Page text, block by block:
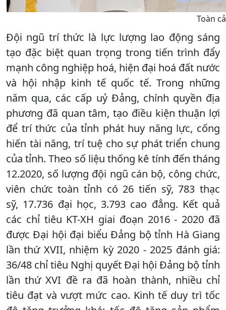
Toàn
Đội ngũ trí thức là lực lượng lao động sáng
tạo đặc biệt quan trọng trong tiến trình đẩy
mạnh công nghiệp hoá, hiện đại hoá đất nước
và hội nhập kinh tế quốc tế. Trong những
năm qua, các cấp uỷ Đảng, chính quyền địa
phương đã quan tâm, tạo điều kiện thuận lợi
để trí thức của tỉnh phát huy năng lực, cống
hiến tài năng, trí tuệ cho sự phát triển chung
của tỉnh. Theo số liệu thống kê tính đến tháng
12.2020, số lượng đội ngũ cán bộ, công chức,
viên chức toàn tỉnh có 26 tiến sỹ, 783 thạc
sỹ, 17.736 đại học, 3.793 cao đẳng. Kết quả
các chỉ tiêu KT-XH giai đoạn 2016 - 2020 đã
được Đại hội đại biểu Đảng bộ tỉnh Hà Giang
lần thứ XVII, nhiệm kỳ 2020 - 2025 đánh giá:
36/48 chỉ tiêu Nghị quyết Đại hội Đảng bộ tỉnh
lần thứ XVI đề ra đã hoàn thành, nhiều chỉ
tiêu đạt và vượt mức cao. Kinh tế duy trì tốc